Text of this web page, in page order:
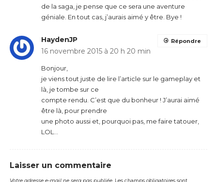
de la saga, je pense que ce sera une aventure
géniale. En tout cas, j’aurais aimé y être. Bye !
HaydenJP
16 novembre 2015 à 20 h 20 min
Bonjour,
je viens tout juste de lire l’article sur le gameplay et
là, je tombe sur ce
compte rendu. C’est que du bonheur ! J’aurai aimé
être là, pour prendre
une photo aussi et, pourquoi pas, me faire tatouer,
LOL…
Répondre
Laisser un commentaire